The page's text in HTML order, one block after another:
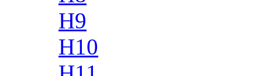
H9
H10